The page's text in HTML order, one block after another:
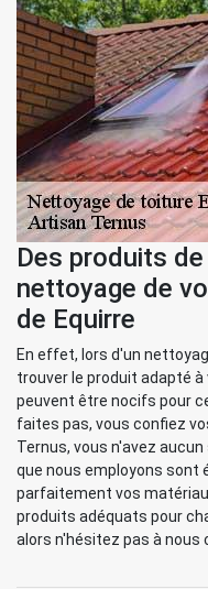
Des produits
nettoyage de
de Equirre
En effet, lors d'un
trouver le produit adapté
peuvent être nocifs pour
faites pas, vous confiez
Ternus, vous n'avez
que nous employons sont
parfaitement vos
produits adéquats pour
alors n'hésitez pas à nous